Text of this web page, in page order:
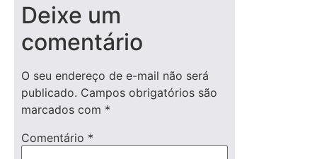
Deixe um
comentário
O seu endereço de e-mail não será
publicado. Campos obrigatórios são
marcados com *
Comentário *